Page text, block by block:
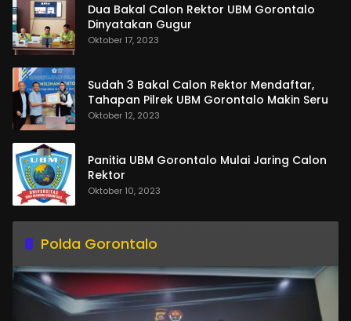
Dua Bakal Calon Rektor UBM Gorontalo
Dinyatakan Gugur
Oktober 17, 2023
Sudah 3 Bakal Calon Rektor Mendaftar,
Tahapan Pilrek UBM Gorontalo Makin Seru
Oktober 12, 2023
Panitia UBM Gorontalo Mulai Jaring Calon
Rektor
Oktober 10, 2023
Polda Gorontalo